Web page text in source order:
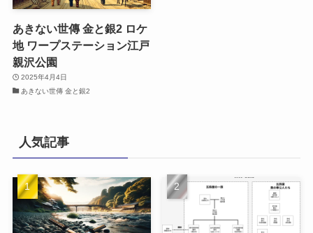
あきない世傳 金と銀2 ロケ
地 ワープステーション江戸
親沢公園
2025年4月4日
あきない世傳 金と銀2
人気記事